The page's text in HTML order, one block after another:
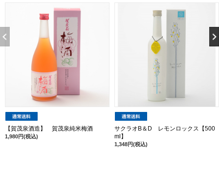
【賀茂泉酒造】 賀茂泉純米梅酒
1,980円(税込)
サクラオB＆D レモンロックス【500
ml】
1,348円(税込)